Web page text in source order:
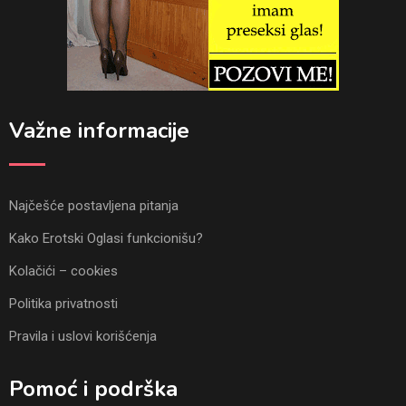
Važne informacije
Najčešće postavljena pitanja
Kako Erotski Oglasi funkcionišu?
Kolačići – cookies
Politika privatnosti
Pravila i uslovi korišćenja
Pomoć i podrška